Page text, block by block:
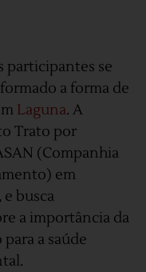
participantes se
a forma de
Laguna. A
Trato por
(Companhia
em
busca
a importância da
a saúde